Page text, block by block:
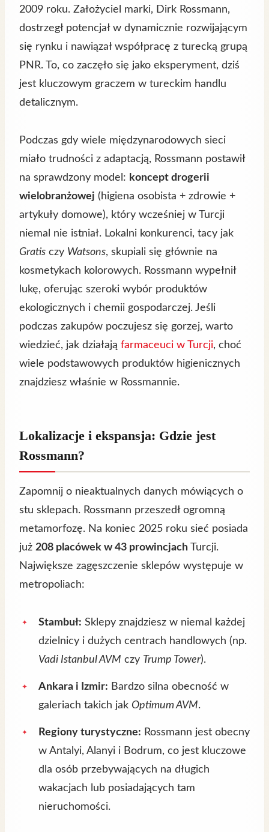
2009 roku. Założyciel marki, Dirk Rossmann,
dostrzegł potencjał w dynamicznie rozwijającym
się rynku i nawiązał współpracę z turecką grupą
PNR. To, co zaczęło się jako eksperyment, dziś
jest kluczowym graczem w tureckim handlu
detalicznym.
Podczas gdy wiele międzynarodowych sieci
miało trudności z adaptacją, Rossmann postawił
na sprawdzony model: koncept drogerii
wielobranżowej (higiena osobista + zdrowie +
artykuły domowe), który wcześniej w Turcji
niemal nie istniał. Lokalni konkurenci, tacy jak
Gratis czy Watsons, skupiali się głównie na
kosmetykach kolorowych. Rossmann wypełnił
lukę, oferując szeroki wybór produktów
ekologicznych i chemii gospodarczej. Jeśli
podczas zakupów poczujesz się gorzej, warto
wiedzieć, jak działają farmaceuci w Turcji, choć
wiele podstawowych produktów higienicznych
znajdziesz właśnie w Rossmannie.
Lokalizacje i ekspansja: Gdzie jest
Rossmann?
Zapomnij o nieaktualnych danych mówiących o
stu sklepach. Rossmann przeszedł ogromną
metamorfozę. Na koniec 2025 roku sieć posiada
już 208 placówek w 43 prowincjach Turcji.
Największe zagęszczenie sklepów występuje w
metropoliach:
Stambuł: Sklepy znajdziesz w niemal każdej
dzielnicy i dużych centrach handlowych (np.
Vadi Istanbul AVM czy Trump Tower).
Ankara i Izmir: Bardzo silna obecność w
galeriach takich jak Optimum AVM.
Regiony turystyczne: Rossmann jest obecny
w Antalyi, Alanyi i Bodrum, co jest kluczowe
dla osób przebywających na długich
wakacjach lub posiadających tam
nieruchomości.